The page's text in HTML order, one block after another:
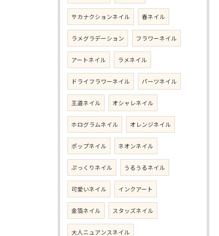
サカナクションネイル 春ネイル
ラメグラデーション フラワーネイル
アートネイル ラメネイル
ドライフラワーネイル パーツネイル
王道ネイル オシャレネイル
ホログラムネイル オレンジネイル
ポップネイル ネオンネイル
ぷっくりネイル うるうるネイル
可愛いネイル インクアート
金箔ネイル スタッズネイル
大人ニュアンスネイル